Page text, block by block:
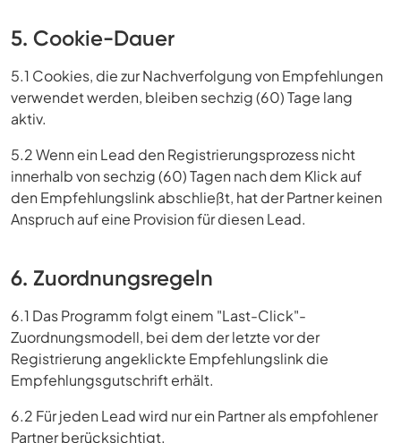
5. Cookie-Dauer
5.1 Cookies, die zur Nachverfolgung von Empfehlungen
verwendet werden, bleiben sechzig (60) Tage lang
aktiv.
5.2 Wenn ein Lead den Registrierungsprozess nicht
innerhalb von sechzig (60) Tagen nach dem Klick auf
den Empfehlungslink abschließt, hat der Partner keinen
Anspruch auf eine Provision für diesen Lead.
6. Zuordnungsregeln
6.1 Das Programm folgt einem "Last-Click"-
Zuordnungsmodell, bei dem der letzte vor der
Registrierung angeklickte Empfehlungslink die
Empfehlungsgutschrift erhält.
6.2 Für jeden Lead wird nur ein Partner als empfohlener
Partner berücksichtigt.